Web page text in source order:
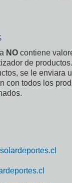
NO contiene
de
se le enviara
con todos los